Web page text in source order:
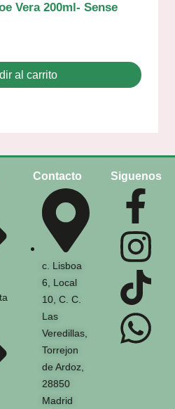
Vera 200ml- Sense
al carrito
Contacto
c. Lisboa
6, Local
10, C. C.
Las
Veredillas,
Torrejon
de Ardoz,
28850
Madrid
Siguenos